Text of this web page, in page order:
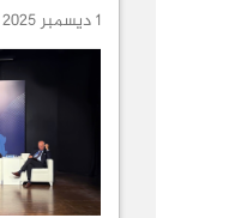
1 ديسمبر 2025